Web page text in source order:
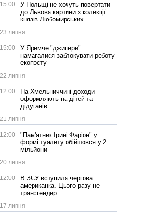
15:00
У Польщі не хочуть повертати
до Львова картини з колекції
князів Любомирських
23 липня
15:00
У Яремче "джипери"
намагалися заблокувати роботу
екопосту
22 липня
12:00
На Хмельниччині доходи
оформляють на дітей та
дідуганів
21 липня
12:00
"Пам'ятник Ірині Фаріон" у
формі туалету обійшовся у 2
мільйони
20 липня
12:00
В ЗСУ вступила чергова
американка. Цього разу не
трансгендер
17 липня